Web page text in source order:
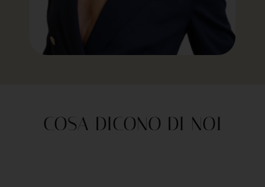
COSA DICONO DI NOI